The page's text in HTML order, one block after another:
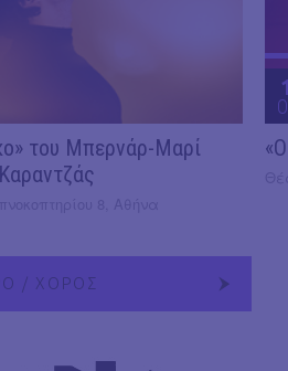
του Μπερνάρ-Μαρί
/ ΧΟΡΟΣ